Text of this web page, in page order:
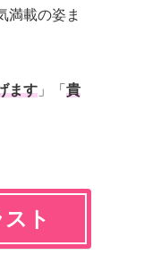
満載の姿ま
ます 」「 貴
ト